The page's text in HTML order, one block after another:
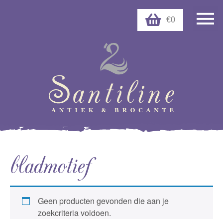
€0
bladmotief
Geen producten gevonden die aan je
zoekcriteria voldoen.